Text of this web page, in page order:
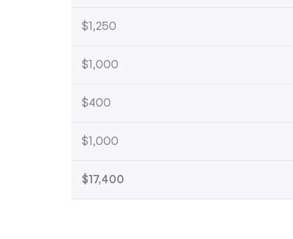
$1,250
$1,000
$400
$1,000
$17,400